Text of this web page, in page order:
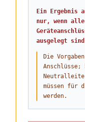
Ein Ergebnis
nur, wenn alle
ausgelegt
Die
Anschlüsse;
müssen für
werden.